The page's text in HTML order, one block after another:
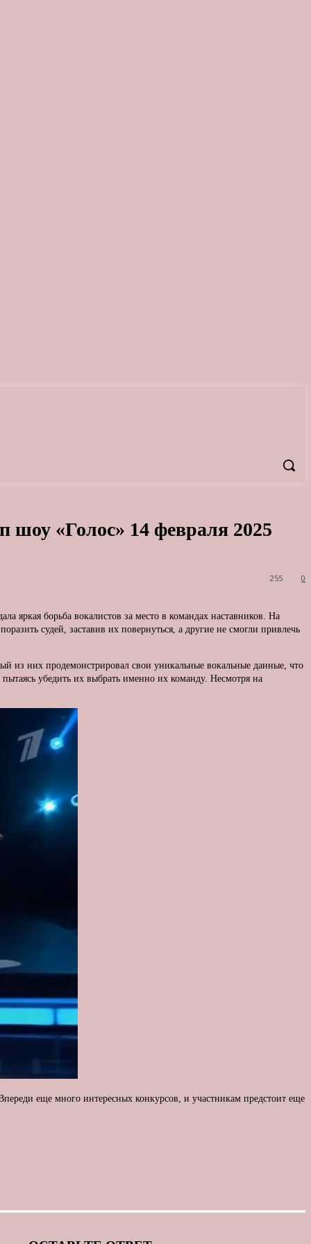
«Голос» 14 февраля 2025
0
255
борьба вокалистов за место в командах наставников. На
судей, заставив их повернуться, а другие не смогли привлечь
из них продемонстрировал свои уникальные вокальные данные, что
убедить их выбрать именно их команду. Несмотря на
еще много интересных конкурсов, и участникам предстоит еще